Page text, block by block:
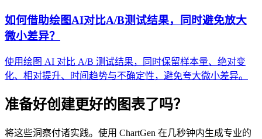
如何借助绘图AI对比A/B测试结果，同时避免放大
微小差异？
使用绘图 AI 对比 A/B 测试结果，同时保留样本量、绝对变
化、相对提升、时间趋势与不确定性，避免夸大微小差异。
准备好创建更好的图表了吗？
将这些洞察付诸实践。使用 ChartGen 在几秒钟内生成专业的